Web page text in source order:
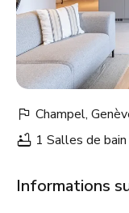
Champel,
1 Salles de bain
Informations